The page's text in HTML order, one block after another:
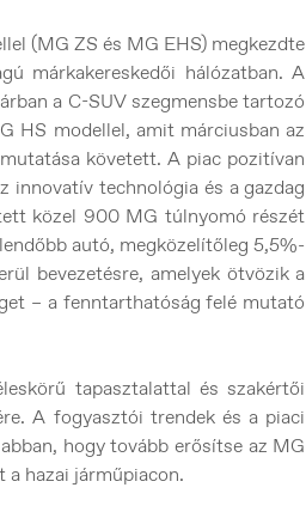
(MG ZS és MG EHS) megkezdte
márkakereskedői hálózatban. A
a C-SUV szegmensbe tartozó
HS modellel, amit márciusban az
követett. A piac pozitívan
innovatív technológia és a gazdag
közel 900 MG túlnyomó részét
autó, megközelítőleg 5,5%-
bevezetésre, amelyek ötvözik a
– a fenntarthatóság felé mutató
tapasztalattal és szakértői
A fogyasztói trendek és a piaci
hogy tovább erősítse az MG
a hazai járműpiacon.